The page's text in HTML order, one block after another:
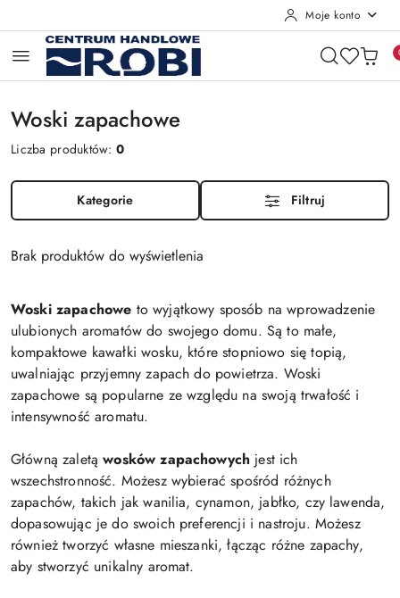
Moje konto
Woski zapachowe
Liczba produktów:0
Kategorie Filtruj
Brak produktów do wyświetlenia
Woski zapachowe to wyjątkowy sposób na wprowadzenie
ulubionych aromatów do swojego domu. Są to małe,
kompaktowe kawałki wosku, które stopniowo się topią,
uwalniając przyjemny zapach do powietrza. Woski
zapachowe są popularne ze względu na swoją trwałość i
intensywność aromatu.
Główną zaletąwosków zapachowych jest ich
wszechstronność. Możesz wybierać spośród różnych
zapachów, takich jak wanilia, cynamon, jabłko, czy lawenda,
dopasowując je do swoich preferencji i nastroju. Możesz
również tworzyć własne mieszanki, łącząc różne zapachy,
aby stworzyć unikalny aromat.